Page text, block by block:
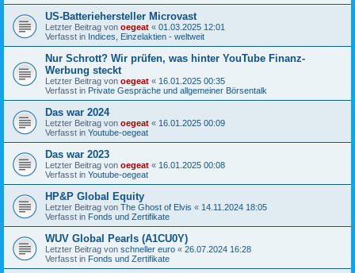
US-Batteriehersteller Microvast
Letzter Beitrag von oegeat « 01.03.2025 12:01
Verfasst in Indices, Einzelaktien - weltweit
Nur Schrott? Wir prüfen, was hinter YouTube Finanz-
Werbung steckt
Letzter Beitrag von oegeat « 16.01.2025 00:35
Verfasst in Private Gespräche und allgemeiner Börsentalk
Das war 2024
Letzter Beitrag von oegeat « 16.01.2025 00:09
Verfasst in Youtube-oegeat
Das war 2023
Letzter Beitrag von oegeat « 16.01.2025 00:08
Verfasst in Youtube-oegeat
HP&P Global Equity
Letzter Beitrag von The Ghost of Elvis « 14.11.2024 18:05
Verfasst in Fonds und Zertifikate
WUV Global Pearls (A1CU0Y)
Letzter Beitrag von schneller euro « 26.07.2024 16:28
Verfasst in Fonds und Zertifikate